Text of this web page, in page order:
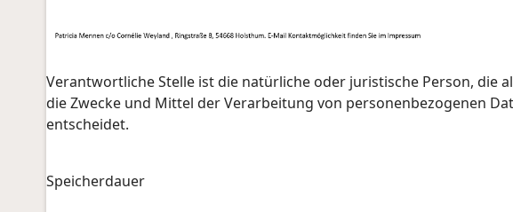
Verantwortliche Stelle ist die natürliche oder juristische Person, die
die Zwecke und Mittel der Verarbeitung von personenbezogenen
entscheidet.
Speicherdauer